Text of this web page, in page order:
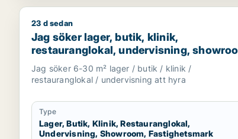
Jag söker lager, butik, klinik,
23 d sedan
Jag söker lager, butik, klinik,
restauranglokal, undervisning,
eller fastighetsmark för uthyrning i
Lundby, Göteborg eller Askim-Frölunda-
Jag söker 6-30 m² lager / butik / klinik /
restauranglokal / undervisning att hyra
Type
Lager, Butik, Klinik, Restauranglokal,
Undervisning, Showroom, Fastighetsmark